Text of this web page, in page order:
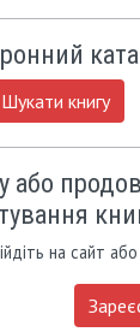
Шукати книгу
або
на сайт